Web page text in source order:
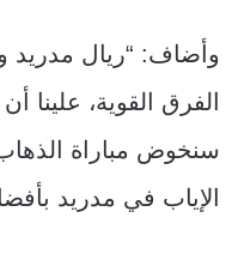
وأضاف: “ريال مدريد
الفرق القوية، علينا
سنخوض مباراة
الإياب في مدريد